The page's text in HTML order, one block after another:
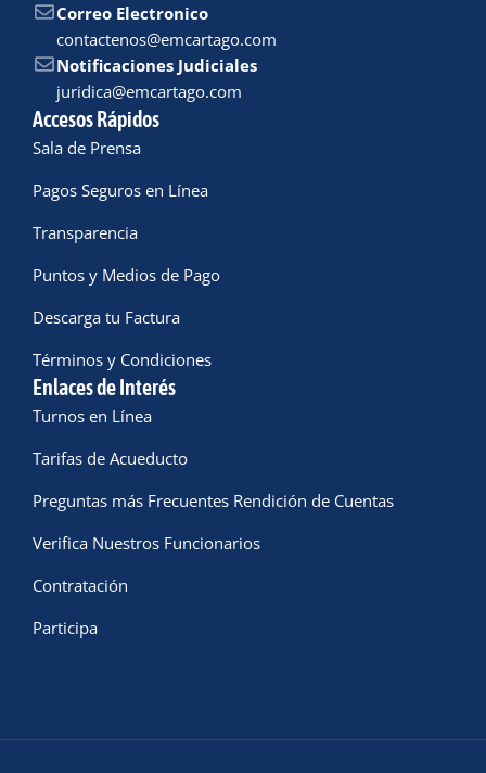
Correo Electronico
contactenos@emcartago.com
Notificaciones Judiciales
juridica@emcartago.com
Accesos Rápidos
Sala de Prensa
Pagos Seguros en Línea
Transparencia
Puntos y Medios de Pago
Descarga tu Factura
Términos y Condiciones
Enlaces de Interés
Turnos en Línea
Tarifas de Acueducto
Preguntas más Frecuentes Rendición de Cuentas
Verifica Nuestros Funcionarios
Contratación
Participa